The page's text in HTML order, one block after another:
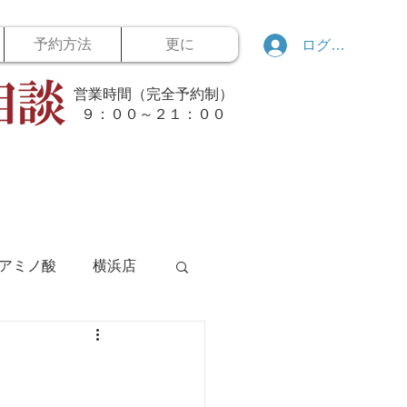
予約方法 更に
営業時間（完全予約制）
​９：００～２１：００
ログイン
アミノ酸 横浜店
ボウリング